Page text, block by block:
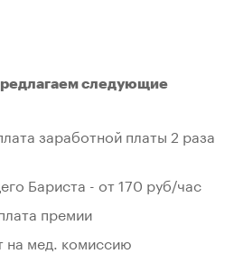
следующие
заработной платы 2 раза
Бариста - от 170 руб/час
премии
на мед. комиссию